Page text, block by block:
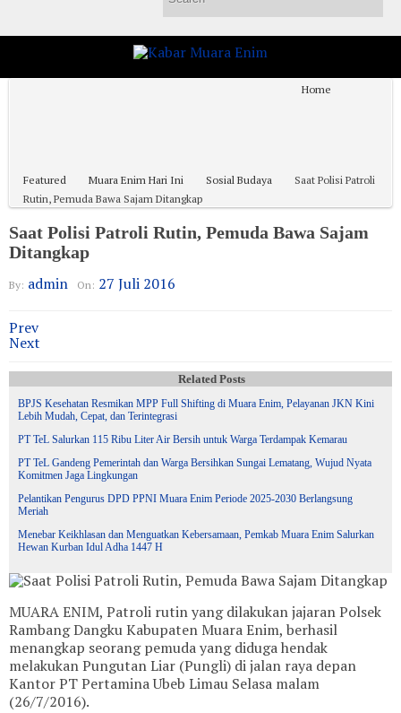
Home
Featured Muara Enim Hari Ini Sosial Budaya
Saat Polisi Patroli
Rutin, Pemuda Bawa Sajam Ditangkap
Saat Polisi Patroli Rutin, Pemuda Bawa Sajam
Ditangkap
By: admin On: 27 Juli 2016
Prev
Next
Related Posts
BPJS Kesehatan Resmikan MPP Full Shifting di Muara Enim, Pelayanan JKN Kini
Lebih Mudah, Cepat, dan Terintegrasi
PT TeL Salurkan 115 Ribu Liter Air Bersih untuk Warga Terdampak Kemarau
PT TeL Gandeng Pemerintah dan Warga Bersihkan Sungai Lematang, Wujud Nyata
Komitmen Jaga Lingkungan
Pelantikan Pengurus DPD PPNI Muara Enim Periode 2025-2030 Berlangsung
Meriah
Menebar Keikhlasan dan Menguatkan Kebersamaan, Pemkab Muara Enim Salurkan
Hewan Kurban Idul Adha 1447 H
MUARA ENIM, Patroli rutin yang dilakukan jajaran Polsek
Rambang Dangku Kabupaten Muara Enim, berhasil
menangkap seorang pemuda yang diduga hendak
melakukan Pungutan Liar (Pungli) di jalan raya depan
Kantor PT Pertamina Ubeb Limau Selasa malam
(26/7/2016).